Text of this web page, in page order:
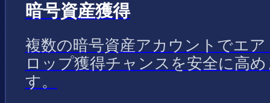
暗号資産獲得
複数の暗号資産アカウントでエア
ロップ獲得チャンスを安全に高め
す。